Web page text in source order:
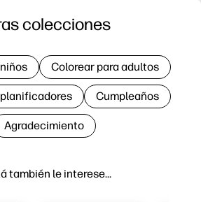
también le interese…
colecciones
Colorear para adultos
Cumpleaños
Agradecimiento